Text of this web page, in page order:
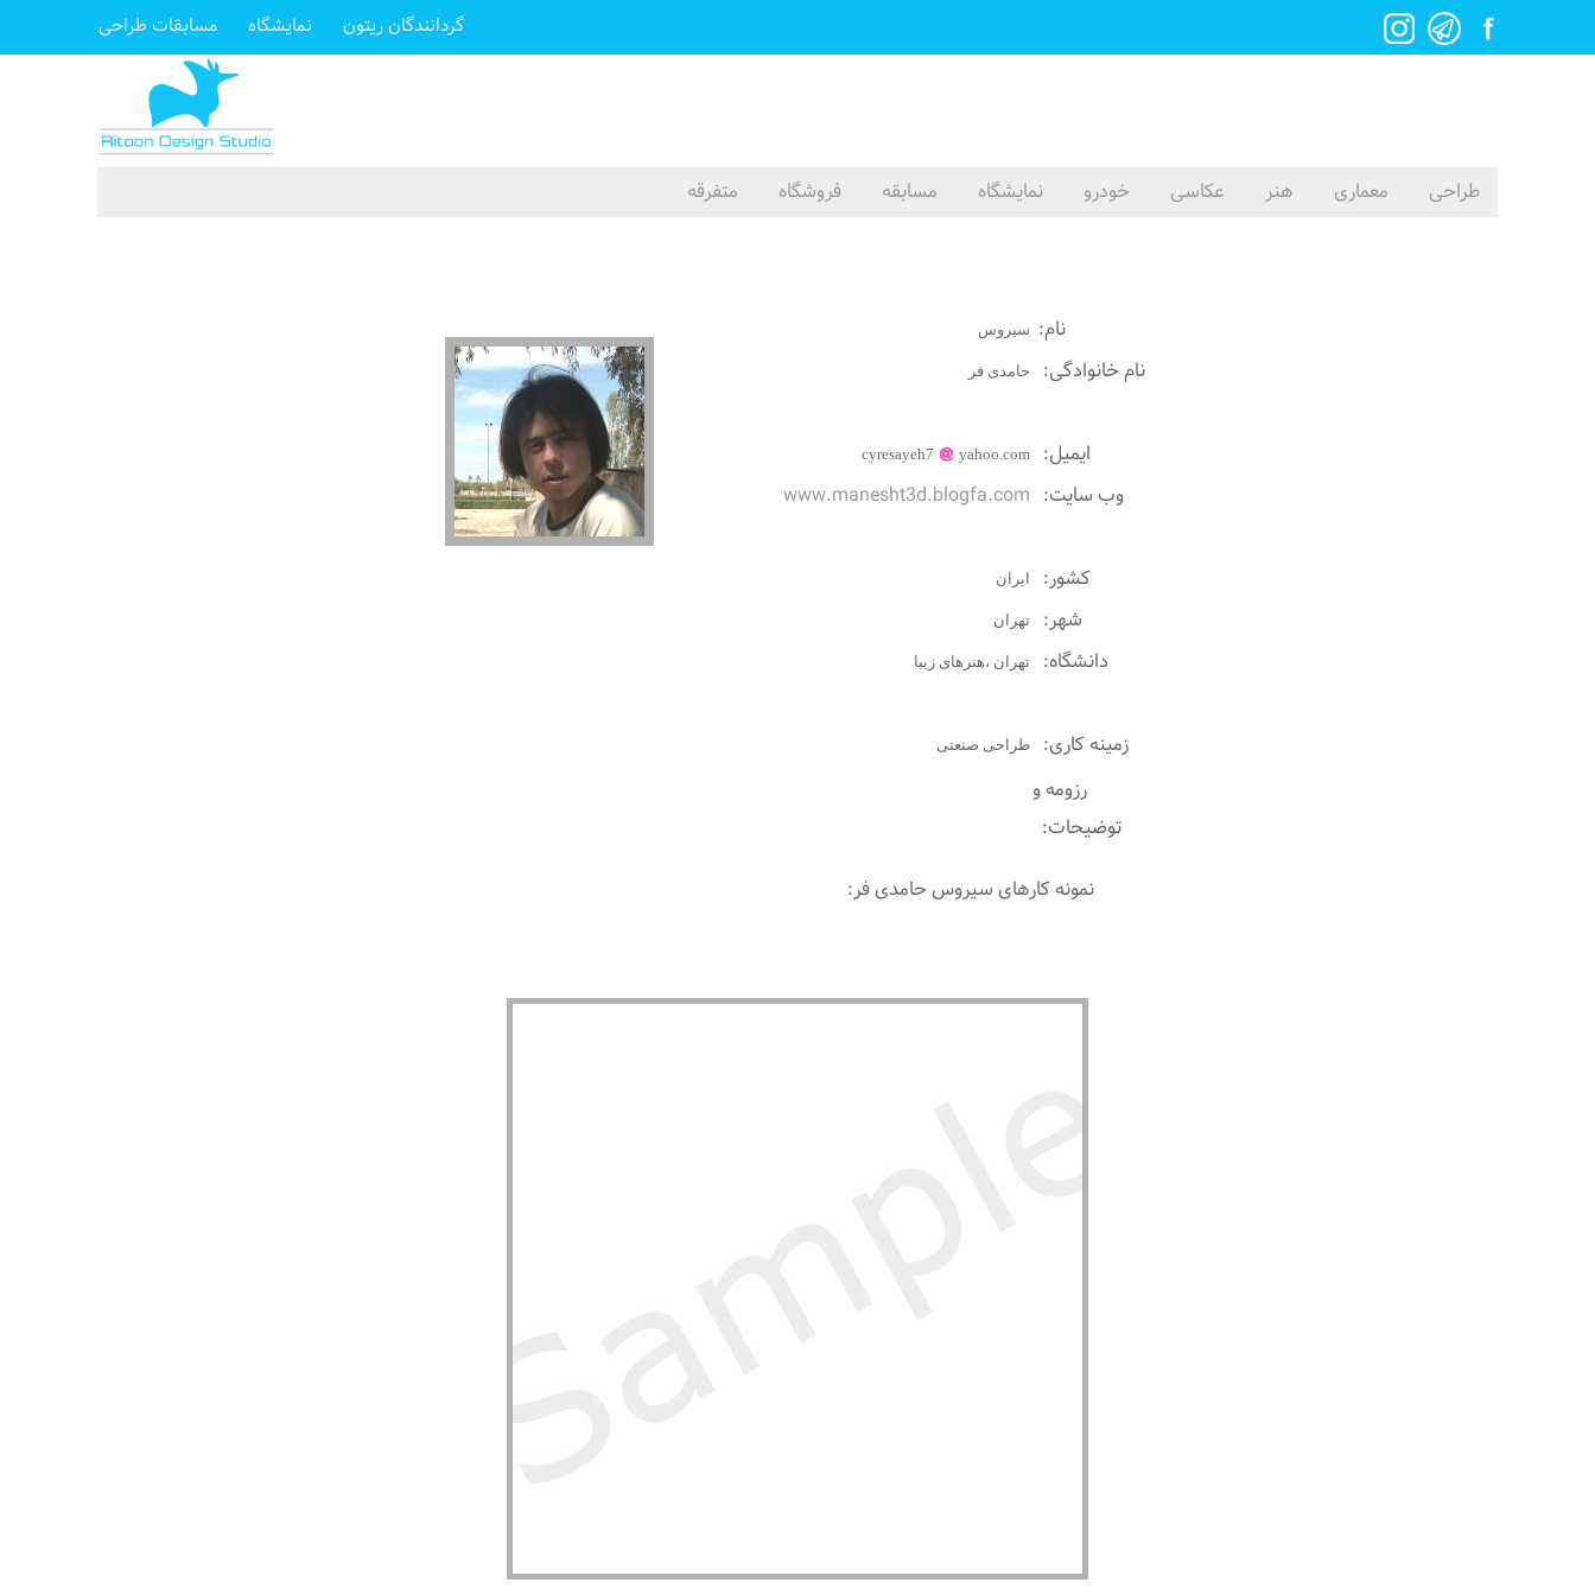
گردانندگان ریتون نمایشگاه مسابقات طراحی
طراحی معماری هنر عکاسی خودرو نمایشگاه مسابقه فروشگاه متفرقه
نام: سیروس
نام خانوادگی: حامدی فر
ایمیل: cyresayeh7 yahoo.com
وب سایت: www.manesht3d.blogfa.com
کشور: ايران
شهر: تهران
دانشگاه: تهران ،هنرهای زیبا
زمینه کاری: طراحی صنعتی
رزومه و
توضیحات:
نمونه کارهای سیروس حامدی فر: